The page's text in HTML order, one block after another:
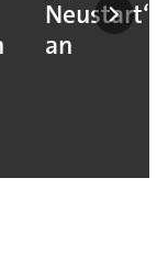
Neustart“
an